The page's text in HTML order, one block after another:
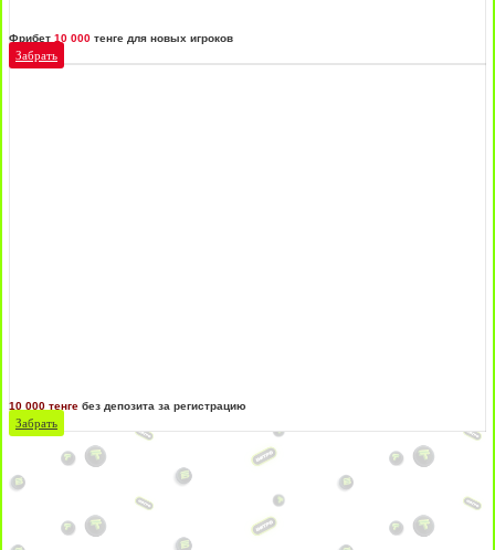
Фрибет 10 000 тенге для новых игроков
Забрать
10 000 тенге без депозита за регистрацию
Забрать